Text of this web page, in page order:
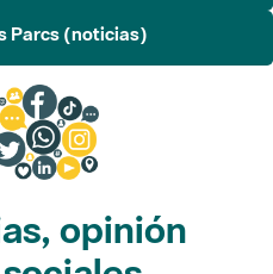
Parcs (noticias)
opinión